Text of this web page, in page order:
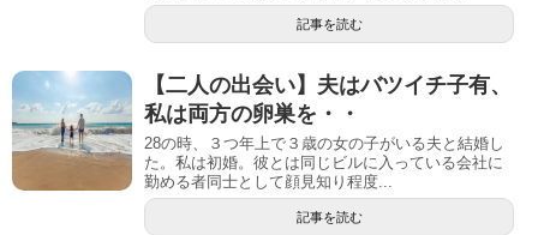
記事を読む
【二人の出会い】夫はバツイチ子有、
私は両方の卵巣を・・
28の時、３つ年上で３歳の女の子がいる夫と結婚し
た。私は初婚。彼とは同じビルに入っている会社に
勤める者同士として顔見知り程度...
記事を読む